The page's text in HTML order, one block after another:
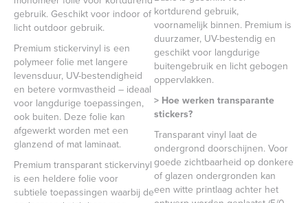
gebruik. Geschikt voor indoor of
licht outdoor gebruik.
Premium stickervinyl is een
polymeer folie met langere
levensduur, UV-bestendigheid
en betere vormvastheid – ideaal
voor langdurige toepassingen,
ook buiten. Deze folie kan
afgewerkt worden met een
glanzend of mat laminaat.
Premium transparant stickervinyl
is een heldere folie voor
subtiele toepassingen waarbij de
kortdurend gebruik,
voornamelijk binnen. Premium is
duurzamer, UV-bestendig en
geschikt voor langdurige
buitengebruik en licht gebogen
oppervlakken.
> Hoe werken transparante
stickers?
Transparant vinyl laat de
ondergrond doorschijnen. Voor
goede zichtbaarheid op donkere
of glazen ondergronden kan
een witte printlaag achter het